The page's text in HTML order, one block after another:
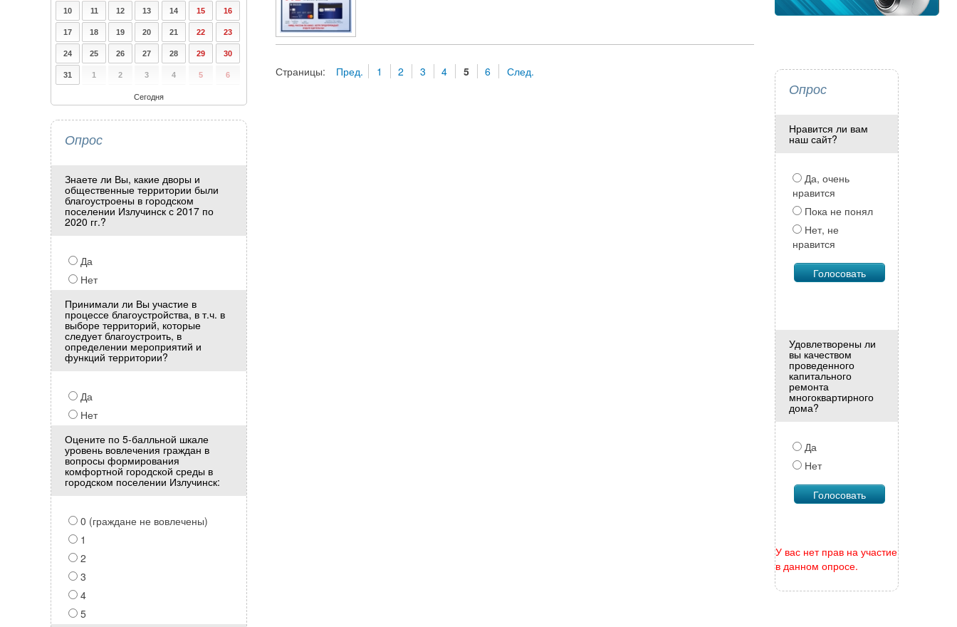
Страницы: Пред. 1 2 3 4 5 6 След.
10 11 12 13 14 15 16
17 18 19 20 21 22 23
24 25 26 27 28 29 30
31 1 2 3 4 5 6
Сегодня
Опрос
Знаете ли Вы, какие дворы и
общественные территории были
благоустроены в городском
поселении Излучинск с 2017 по
2020 гг.?
Да
Нет
Принимали ли Вы участие в
процессе благоустройства, в т.ч. в
выборе территорий, которые
следует благоустроить, в
определении мероприятий и
функций территории?
Да
Нет
Оцените по 5-балльной шкале
уровень вовлечения граждан в
вопросы формирования
комфортной городской среды в
городском поселении Излучинск:
0 (граждане не вовлечены)
1
2
3
4
5
Опрос
Нравится ли вам
наш сайт?
Да, очень
нравится
Пока не понял
Нет, не
нравится
Удовлетворены ли
вы качеством
проведенного
капитального
ремонта
многоквартирного
дома?
Да
Нет
У вас нет прав на участие
в данном опросе.